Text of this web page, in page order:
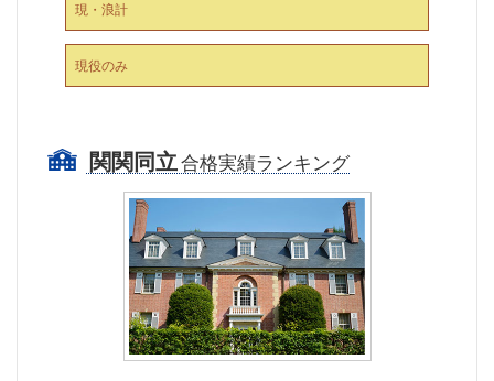
現・浪計
現役のみ
関関同立合格実績ランキング